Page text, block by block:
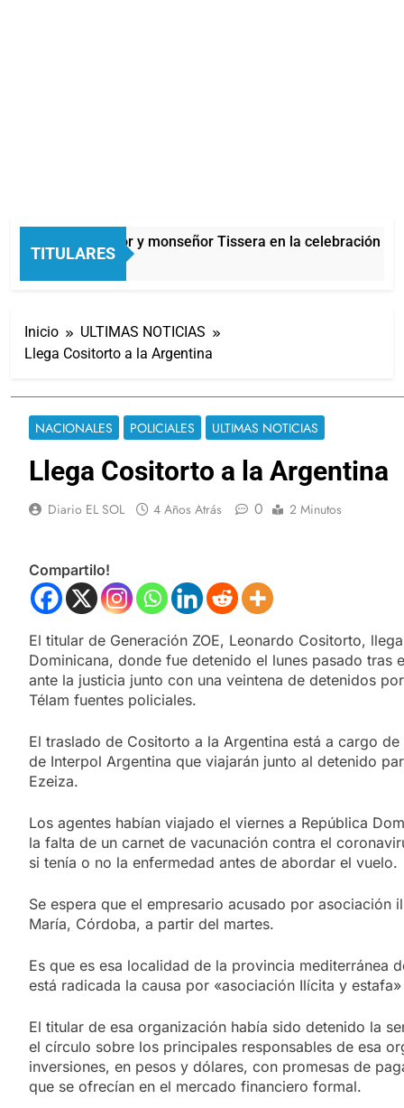
TITULARES
Carlos Balor y monseñor Tissera en la celebración por
1 Hora Atrás
Inicio
ULTIMAS NOTICIAS
Llega Cositorto a la Argentina
NACIONALES POLICIALES ULTIMAS NOTICIAS
Llega Cositorto a la Argentina
Diario EL SOL 4 Años Atrás 0 2 Minutos
Compartilo!
El titular de Generación ZOE, Leonardo Cositorto,
Dominicana, donde fue detenido el lunes pasado
ante la justicia junto con una veintena de detenidos
Télam fuentes policiales.
El traslado de Cositorto a la Argentina está a cargo
de Interpol Argentina que viajarán junto al detenido
Ezeiza.
Los agentes habían viajado el viernes a República
la falta de un carnet de vacunación contra el
si tenía o no la enfermedad antes de abordar el vuelo.
Se espera que el empresario acusado por
María, Córdoba, a partir del martes.
Es que es esa localidad de la provincia mediterránea
está radicada la causa por «asociación Ilícita y
El titular de esa organización había sido detenido la
el círculo sobre los principales responsables de esa
inversiones, en pesos y dólares, con promesas de
que se ofrecían en el mercado financiero formal.